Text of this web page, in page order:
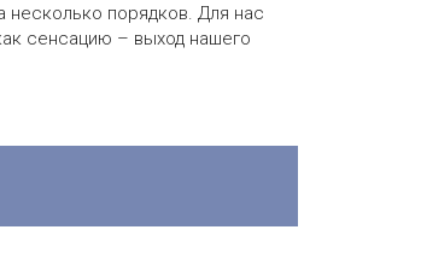
порядков. Для нас
сенсацию – выход нашего